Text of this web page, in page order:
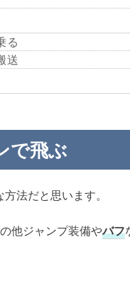
る
送
で飛ぶ
法だと思います。
他ジャンプ装備やバフ